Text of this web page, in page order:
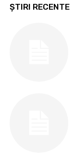
ȘTIRI RECENTE